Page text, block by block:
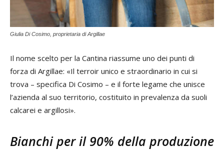
Giulia Di Cosimo, proprietaria di Argillae
Il nome scelto per la Cantina riassume uno dei punti di
forza di Argillae: «Il terroir unico e straordinario in cui si
trova – specifica Di Cosimo – e il forte legame che unisce
l’azienda al suo territorio, costituito in prevalenza da suoli
calcarei e argillosi».
Bianchi per il 90% della produzione